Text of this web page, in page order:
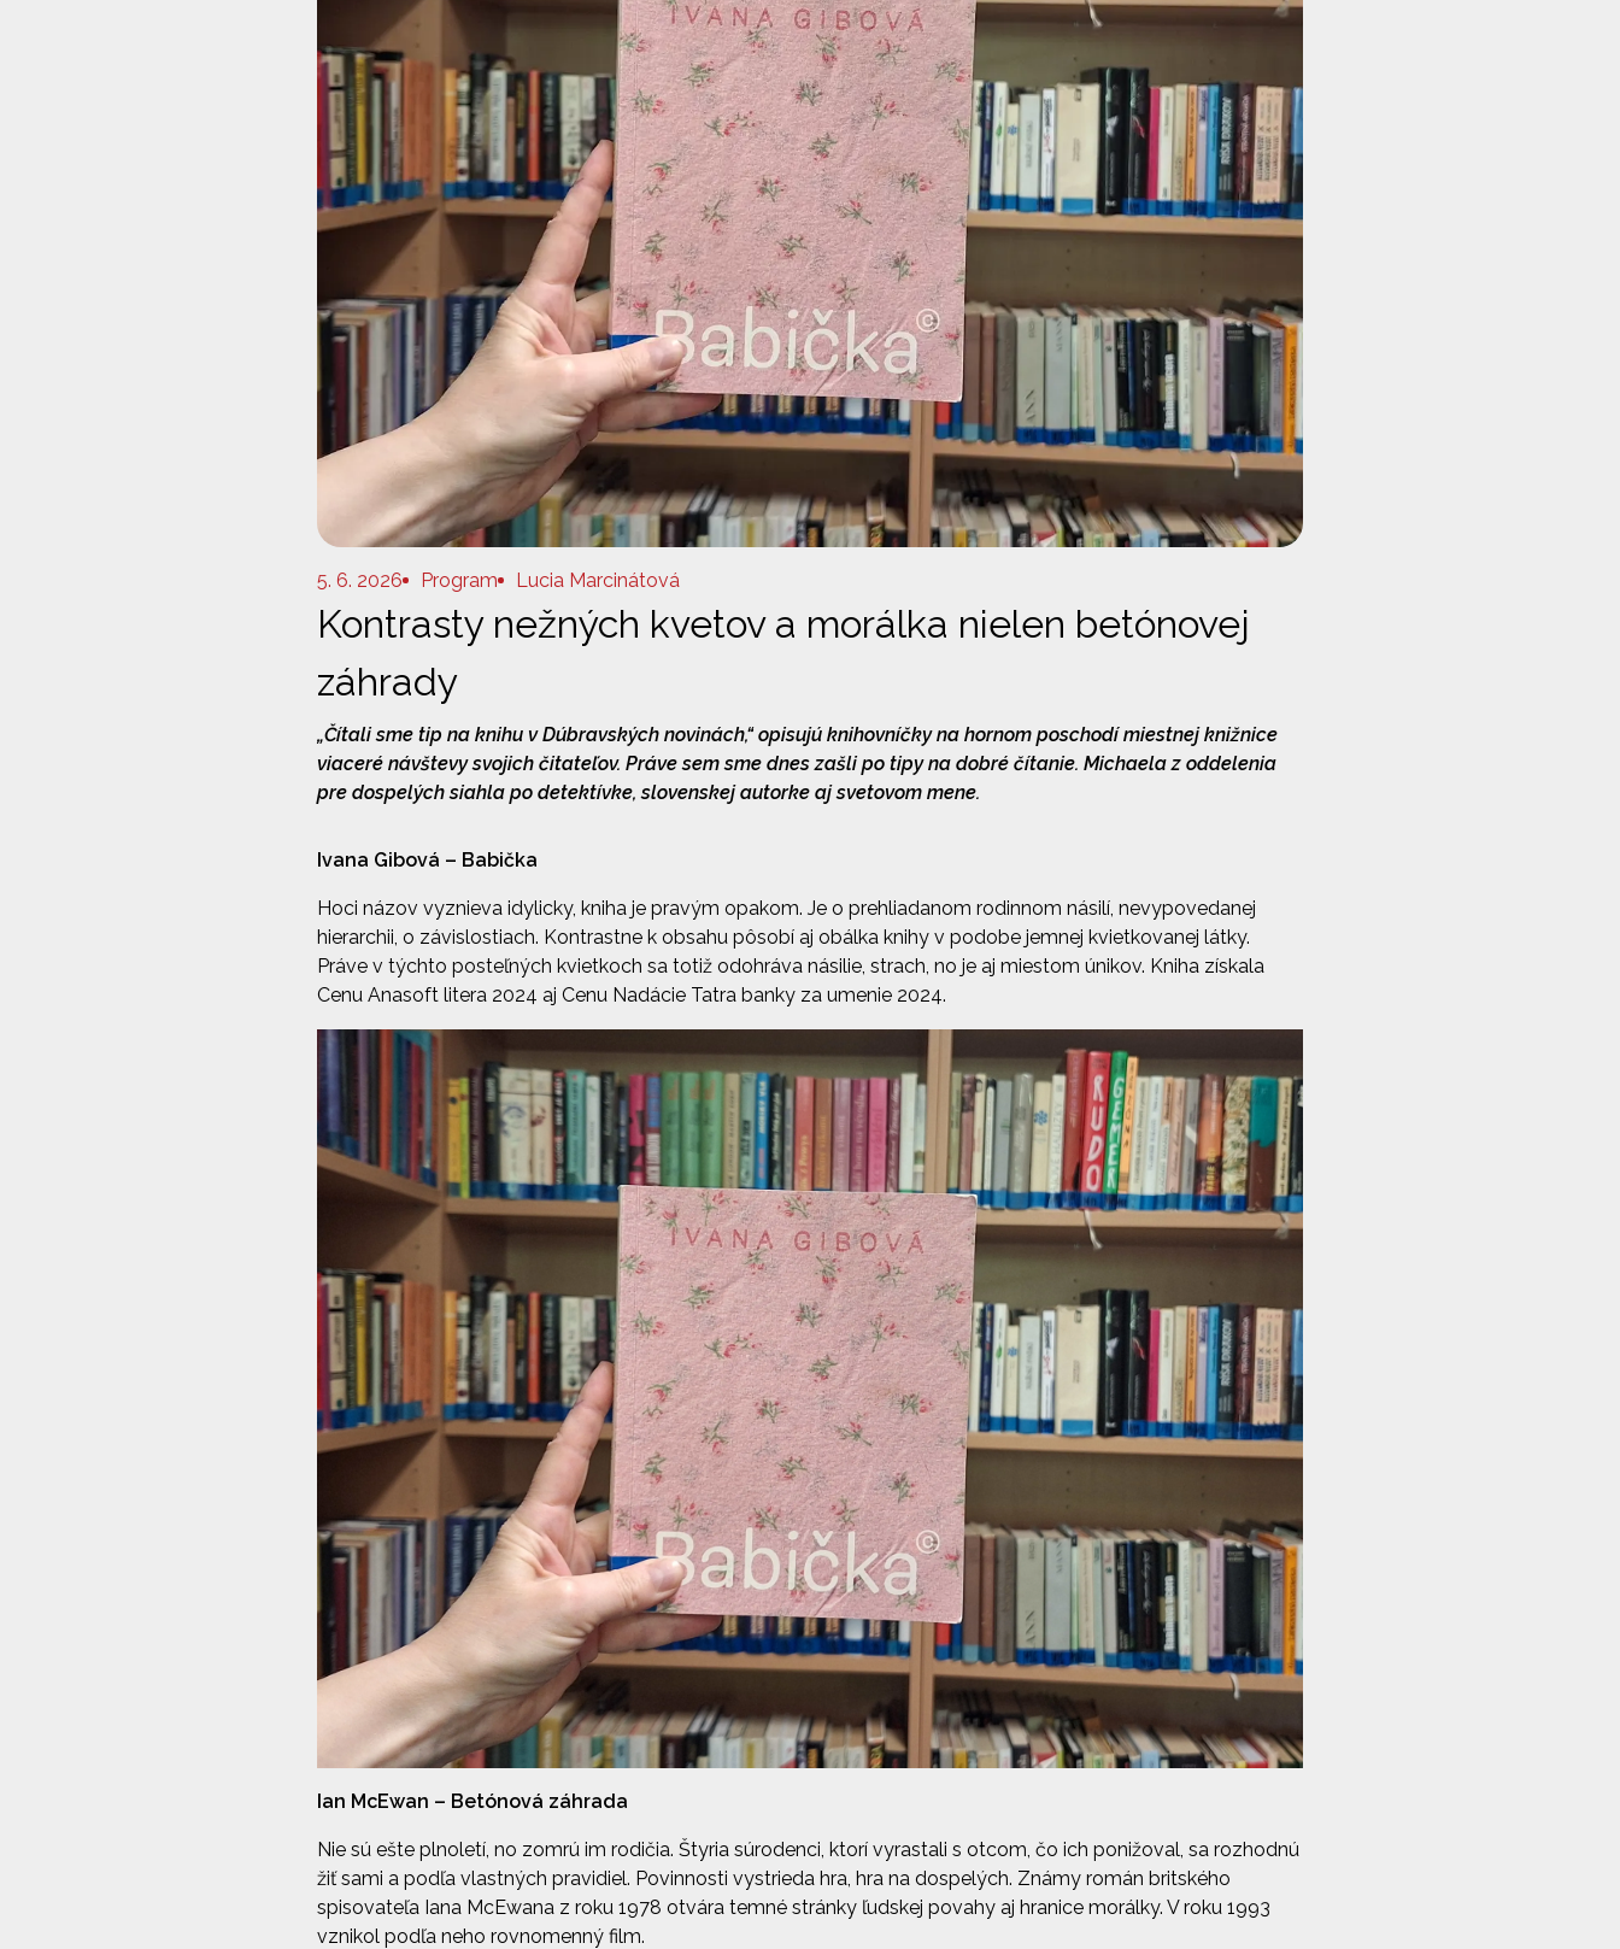
5. 6. 2026 Program Lucia Marcinátová
Kontrasty nežných kvetov a morálka nielen betónovej
záhrady
„Čítali sme tip na knihu v Dúbravských novinách,“ opisujú knihovníčky na hornom poschodí miestnej knižnice
viaceré návštevy svojich čitateľov. Práve sem sme dnes zašli po tipy na dobré čítanie. Michaela z oddelenia
pre dospelých siahla po detektívke, slovenskej autorke aj svetovom mene.
Ivana Gibová – Babička
Hoci názov vyznieva idylicky, kniha je pravým opakom. Je o prehliadanom rodinnom násilí, nevypovedanej
hierarchii, o závislostiach. Kontrastne k obsahu pôsobí aj obálka knihy v podobe jemnej kvietkovanej látky.
Práve v týchto posteľných kvietkoch sa totiž odohráva násilie, strach, no je aj miestom únikov. Kniha získala
Cenu Anasoft litera 2024 aj Cenu Nadácie Tatra banky za umenie 2024.
Ian McEwan – Betónová záhrada
Nie sú ešte plnoletí, no zomrú im rodičia. Štyria súrodenci, ktorí vyrastali s otcom, čo ich ponižoval, sa rozhodnú
žiť sami a podľa vlastných pravidiel. Povinnosti vystrieda hra, hra na dospelých. Známy román britského
spisovateľa Iana McEwana z roku 1978 otvára temné stránky ľudskej povahy aj hranice morálky. V roku 1993
vznikol podľa neho rovnomenný film.